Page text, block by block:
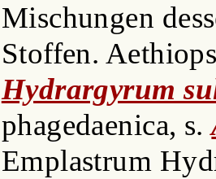
Mischungen
Stoffen.
Hydrargyrum
phagedaenica, s.
Emplastrum